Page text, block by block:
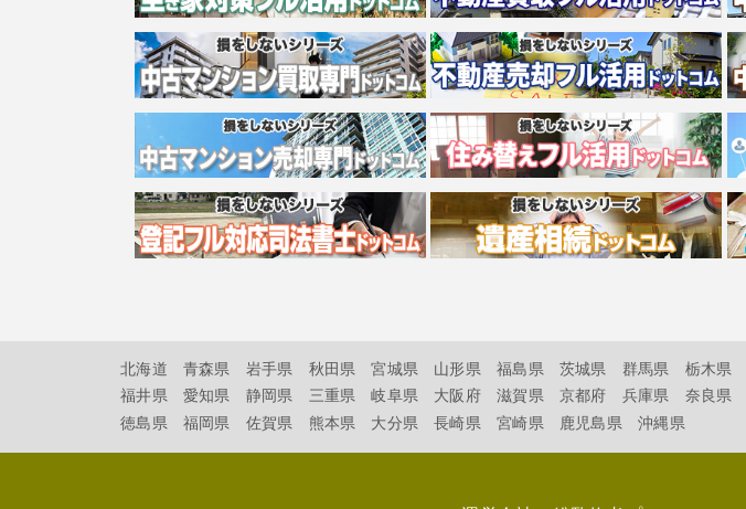
北海道 青森県 岩手県 秋田県 宮城県 山形県 福島県 茨城県 群馬県 栃木県
福井県
愛知県 静岡県 三重県 岐阜県 大阪府 滋賀県 京都府 兵庫県 奈良県
徳島県
福岡県 佐賀県 熊本県 大分県 長崎県 宮崎県 鹿児島県 沖縄県